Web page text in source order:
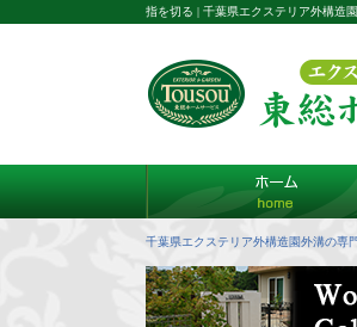
指を切る | 千葉県エクステリア外構造
千葉県エクステリア外構造園外溝の